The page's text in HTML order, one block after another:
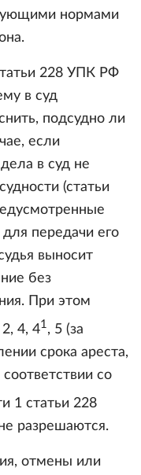
нормами
228 УПК РФ
в суд
подсудно ли
если
в суд не
(статьи
передачи его
выносит
без
При этом
4, 41, 5 (за
срока ареста,
со
1 статьи 228
разрешаются.
отмены или